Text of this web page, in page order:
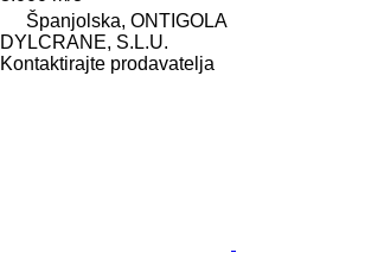
Španjolska, ONTIGOLA
DYLCRANE, S.L.U.
Kontaktirajte prodavatelja